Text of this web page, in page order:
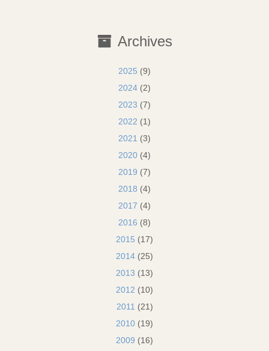
Archives
2025 (9)
2024 (2)
2023 (7)
2022 (1)
2021 (3)
2020 (4)
2019 (7)
2018 (4)
2017 (4)
2016 (8)
2015 (17)
2014 (25)
2013 (13)
2012 (10)
2011 (21)
2010 (19)
2009 (16)